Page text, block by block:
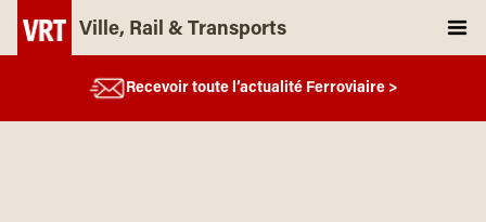
Ville, Rail & Transports
Recevoir toute l’actualité Ferroviaire >